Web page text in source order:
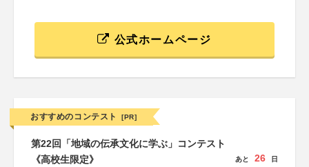
公式ホームページ
おすすめのコンテスト [PR]
第22回「地域の伝承文化に学ぶ」コンテスト
《高校生限定》
あと 26 日